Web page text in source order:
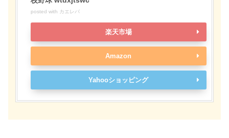
posted with カエレバ
楽天市場
Amazon
Yahooショッピング